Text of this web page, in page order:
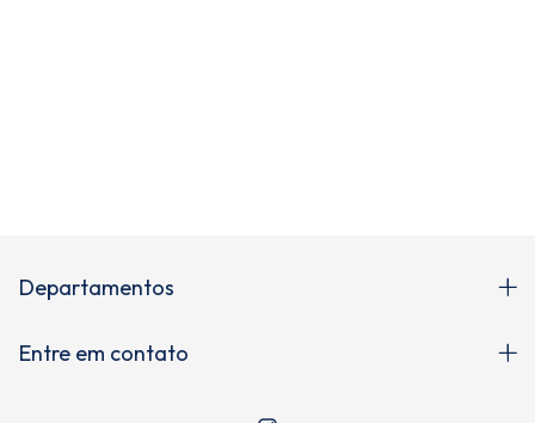
Departamentos
Entre em contato